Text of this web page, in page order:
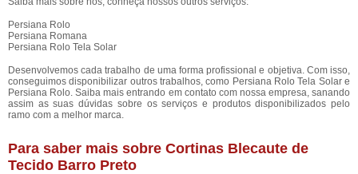
Persiana Rolo
Persiana Romana
Persiana Rolo Tela Solar
Desenvolvemos cada trabalho de uma forma profissional e objetiva. Com isso,
conseguimos disponibilizar outros trabalhos, como Persiana Rolo Tela Solar e
Persiana Rolo. Saiba mais entrando em contato com nossa empresa, sanando
assim as suas dúvidas sobre os serviços e produtos disponibilizados pelo
ramo com a melhor marca.
Para saber mais sobre Cortinas Blecaute de
Tecido Barro Preto